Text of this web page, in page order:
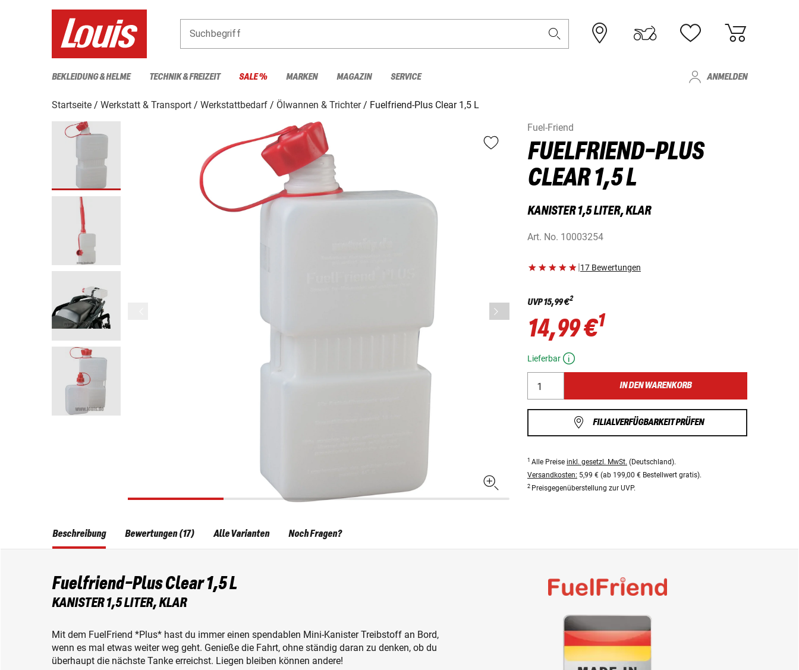
Suchbegriff
BEKLEIDUNG & HELME TECHNIK & FREIZEIT SALE % MARKEN MAGAZIN SERVICE ANMELDEN
Startseite Werkstatt & Transport Werkstattbedarf Ölwannen & Trichter
Fuelfriend-Plus Clear 1,5 L
Fuel-Friend
FUELFRIEND-PLUS
CLEAR 1,5 L
KANISTER 1,5 LITER, KLAR
Art. No. 10003254
|17 Bewertungen
UVP15,99 €2
14,99 €1
Lieferbar
IN DEN WARENKORB
FILIALVERFÜGBARKEIT PRÜFEN
1 Alle Preise inkl. gesetzl. MwSt. (Deutschland).
Versandkosten: 5,99 € (ab 199,00 € Bestellwert gratis).
2 Preisgegenüberstellung zur UVP.
Beschreibung
Fuelfriend-Plus Clear 1,5 L
KANISTER 1,5 LITER, KLAR
Mit dem FuelFriend *Plus* hast du immer einen spendablen Mini-Kanister Treibstoff an Bord,
wenn es mal etwas weiter weg geht. Genieße die Fahrt, ohne ständig daran zu denken, ob du
überhaupt die nächste Tanke erreichst. Liegen bleiben können andere!
Bewertungen (17) Alle Varianten Noch Fragen?